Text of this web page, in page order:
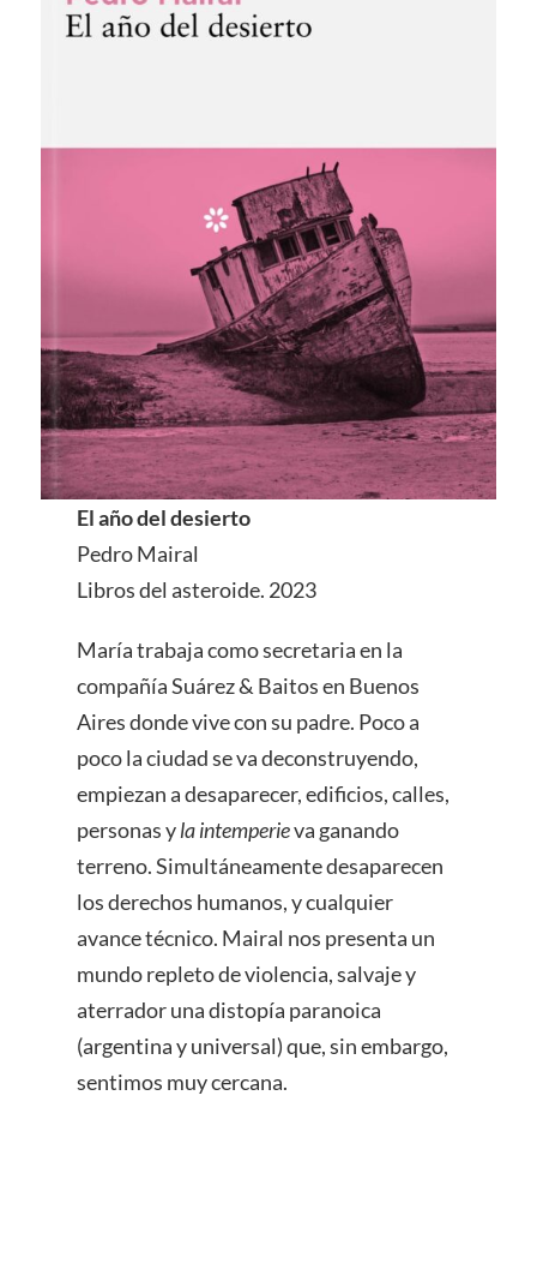
El año del desierto
Pedro Mairal
Libros del asteroide. 2023
María trabaja como secretaria en la
compañía Suárez & Baitos en Buenos
Aires donde vive con su padre. Poco a
poco la ciudad se va deconstruyendo,
empiezan a desaparecer, edificios, calles,
personas yla intemperieva ganando
terreno. Simultáneamente desaparecen
los derechos humanos, y cualquier
avance técnico. Mairal nos presenta un
mundo repleto de violencia, salvaje y
aterrador una distopía paranoica
(argentina y universal) que, sin embargo,
sentimos muy cercana.